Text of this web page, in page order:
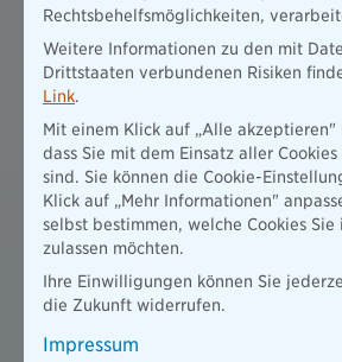
die Bayerische Online
-Marketing GmbH -
BBV-Unterstützungskasse e.V.
Art 3-5 OffVO
PDF / 339 KB
OffVO
PDF / 353 KB
Rechtsbehelfsmöglichkeiten,
Weitere Informationen zu den mit
Drittstaaten verbundenen Risiken
Link.
Mit einem Klick auf „Alle akzeptieren"
dass Sie mit dem Einsatz aller
sind. Sie können die Cookie-
Klick auf „Mehr Informationen"
selbst bestimmen, welche Cookies Sie
zulassen möchten.
Ihre Einwilligungen können Sie
die Zukunft widerrufen.
Impressum